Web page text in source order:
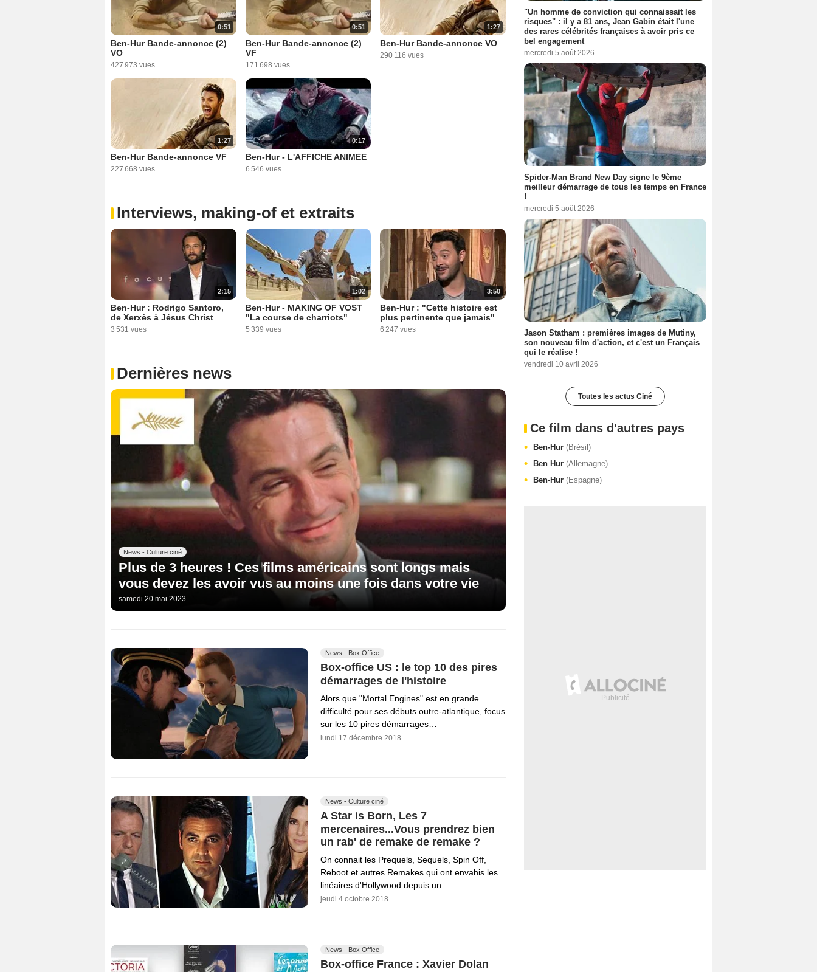
0:51
Ben-Hur Bande-annonce (2)
VO
427 973 vues
0:51
Ben-Hur Bande-annonce (2)
VF
171 698 vues
1:27
Ben-Hur Bande-annonce VO
290 116 vues
1:27
Ben-Hur Bande-annonce VF
227 668 vues
0:17
Ben-Hur - L'AFFICHE ANIMEE
6 546 vues
Interviews, making-of et extraits
2:15
Ben-Hur : Rodrigo Santoro,
de Xerxès à Jésus Christ
3 531 vues
1:02
Ben-Hur - MAKING OF VOST
"La course de charriots"
5 339 vues
3:50
Ben-Hur : "Cette histoire est
plus pertinente que jamais"
6 247 vues
Dernières news
News - Culture ciné
Plus de 3 heures ! Ces films américains sont longs mais
vous devez les avoir vus au moins une fois dans votre vie
samedi 20 mai 2023
News - Box Office
Box-office US : le top 10 des pires
démarrages de l'histoire
Alors que "Mortal Engines" est en grande
difficulté pour ses débuts outre-atlantique, focus
sur les 10 pires démarrages…
lundi 17 décembre 2018
News - Culture ciné
A Star is Born, Les 7
mercenaires...Vous prendrez bien
un rab' de remake de remake ?
On connait les Prequels, Sequels, Spin Off,
Reboot et autres Remakes qui ont envahis les
linéaires d'Hollywood depuis un…
jeudi 4 octobre 2018
News - Box Office
Box-office France : Xavier Dolan
"Un homme de conviction qui connaissait les
risques" : il y a 81 ans, Jean Gabin était l'une
des rares célébrités françaises à avoir pris ce
bel engagement
mercredi 5 août 2026
Spider-Man Brand New Day signe le 9ème
meilleur démarrage de tous les temps en France
!
mercredi 5 août 2026
Jason Statham : premières images de Mutiny,
son nouveau film d'action, et c'est un Français
qui le réalise !
vendredi 10 avril 2026
Toutes les actus Ciné
Ce film dans d'autres pays
Ben-Hur (Brésil)
Ben Hur (Allemagne)
Ben-Hur (Espagne)